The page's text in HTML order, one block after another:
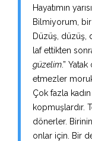
Hayatımın
Bilmiyorum, bir
Düzüş, düzüş,
laf ettikten
güzelim.”
etmezler
Çok fazla
kopmuşlardır.
dönerler.
onlar için. Bir